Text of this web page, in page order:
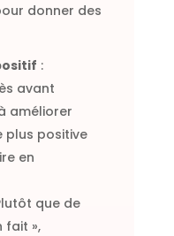
donner des
:
avant
améliorer
plus positive
en
que de
fait »,